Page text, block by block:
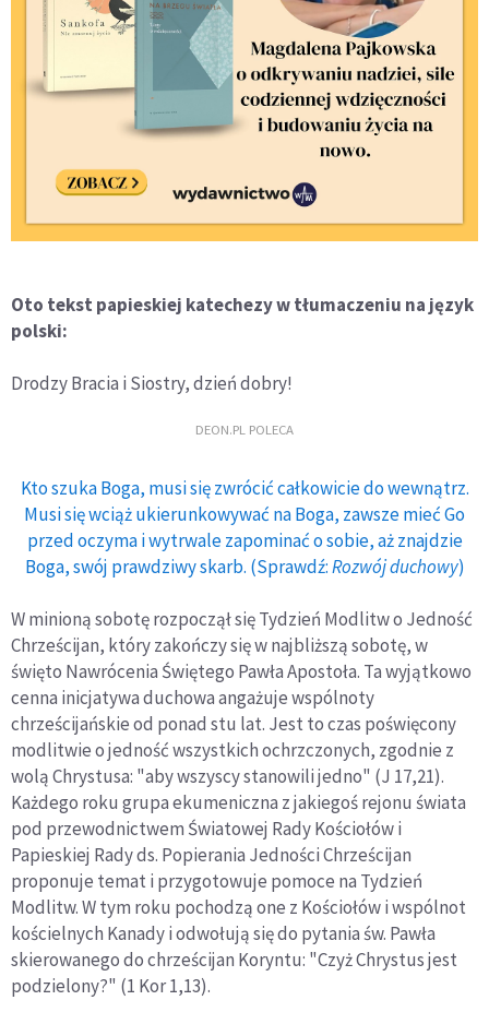
Oto tekst papieskiej katechezy w tłumaczeniu na język
polski:
Drodzy Bracia i Siostry, dzień dobry!
DEON.PL POLECA
Kto szuka Boga, musi się zwrócić całkowicie do wewnątrz.
Musi się wciąż ukierunkowywać na Boga, zawsze mieć Go
przed oczyma i wytrwale zapominać o sobie, aż znajdzie
Boga, swój prawdziwy skarb. (Sprawdź:Rozwój duchowy)
W minioną sobotę rozpoczął się Tydzień Modlitw o Jedność
Chrześcijan, który zakończy się w najbliższą sobotę, w
święto Nawrócenia Świętego Pawła Apostoła. Ta wyjątkowo
cenna inicjatywa duchowa angażuje wspólnoty
chrześcijańskie od ponad stu lat. Jest to czas poświęcony
modlitwie o jedność wszystkich ochrzczonych, zgodnie z
wolą Chrystusa: "aby wszyscy stanowili jedno" (J 17,21).
Każdego roku grupa ekumeniczna z jakiegoś rejonu świata
pod przewodnictwem Światowej Rady Kościołów i
Papieskiej Rady ds. Popierania Jedności Chrześcijan
proponuje temat i przygotowuje pomoce na Tydzień
Modlitw. W tym roku pochodzą one z Kościołów i wspólnot
kościelnych Kanady i odwołują się do pytania św. Pawła
skierowanego do chrześcijan Koryntu: "Czyż Chrystus jest
podzielony?" (1 Kor 1,13).